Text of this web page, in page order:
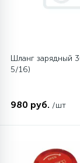
Шланг зарядный
5/16)
980 руб. /шт